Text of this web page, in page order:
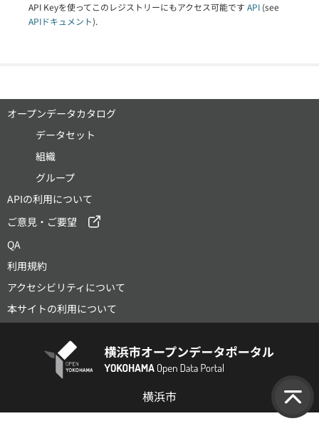
API Keyを使ってこのレジストリーにもアクセス可能です API (see
APIドキュメント).
オープンデータカタログ
データセット
組織
グループ
APIの利用について
ご意見・ご要望
QA
利用規約
アクセシビリティについて
本サイトの利用について
横浜市